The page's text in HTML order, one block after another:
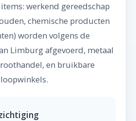
werkend gereedschap
chemische producten
worden volgens de
Limburg afgevoerd, metaal
en bruikbare